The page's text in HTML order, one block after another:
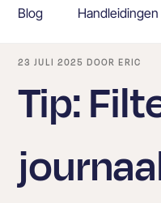
Blog
GEPLAATST
23 JULI 2025 DOOR ERIC
Tip: